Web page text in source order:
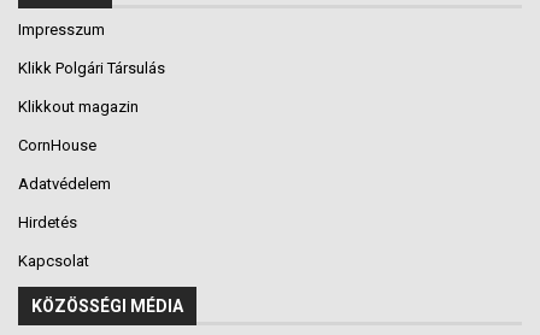
Impresszum
Klikk Polgári Társulás
Klikkout magazin
CornHouse
Adatvédelem
Hirdetés
Kapcsolat
KÖZÖSSÉGI MÉDIA